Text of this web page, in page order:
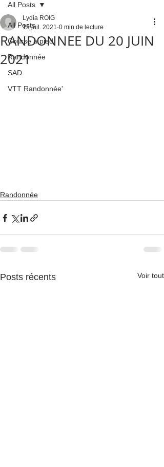
All Posts
Course à pied
Randonnée
SAD
VTT Randonnée'
All Posts
RANDONNEE DU 20 JUIN
2021
Lydia ROIG
15 juil. 2021 0 min de lecture
Randonnée
Posts récents Voir tout